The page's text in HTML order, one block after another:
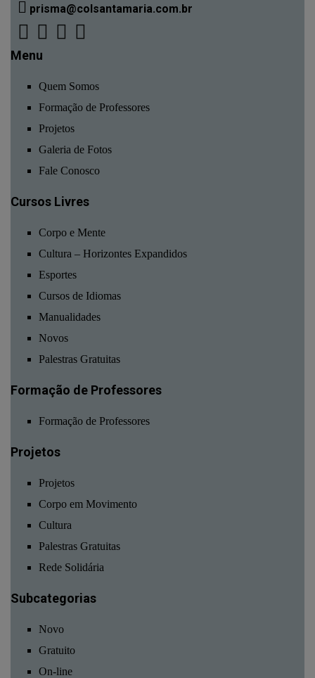
prisma@colsantamaria.com.br
Menu
Quem Somos
Formação de Professores
Projetos
Galeria de Fotos
Fale Conosco
Cursos Livres
Corpo e Mente
Cultura – Horizontes Expandidos
Esportes
Cursos de Idiomas
Manualidades
Novos
Palestras Gratuitas
Formação de Professores
Formação de Professores
Projetos
Projetos
Corpo em Movimento
Cultura
Palestras Gratuitas
Rede Solidária
Subcategorias
Novo
Gratuito
On-line